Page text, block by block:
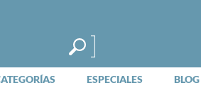
ESPECIALES BLOG